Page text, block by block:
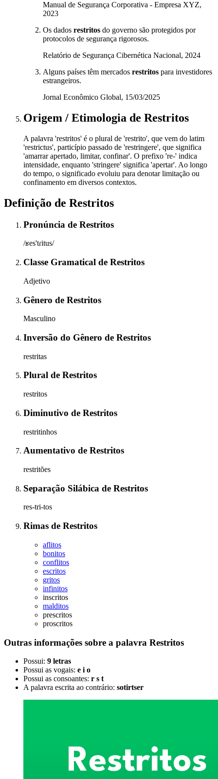
Manual de Segurança Corporativa - Empresa XYZ,
2023
Os dados restritos do governo são protegidos por
protocolos de segurança rigorosos.
Relatório de Segurança Cibernética Nacional, 2024
Alguns países têm mercados restritos para investidores
estrangeiros.
Jornal Econômico Global, 15/03/2025
Origem / Etimologia de Restritos
A palavra 'restritos' é o plural de 'restrito', que vem do latim
'restrictus', particípio passado de 'restringere', que significa
'amarrar apertado, limitar, confinar'. O prefixo 're-' indica
intensidade, enquanto 'stringere' significa 'apertar'. Ao longo
do tempo, o significado evoluiu para denotar limitação ou
confinamento em diversos contextos.
Definição de Restritos
Pronúncia de Restritos
/ʁes'tɾitus/
Classe Gramatical de Restritos
Adjetivo
Gênero de Restritos
Masculino
Inversão do Gênero de Restritos
restritas
Plural de Restritos
restritos
Diminutivo de Restritos
restritinhos
Aumentativo de Restritos
restritões
Separação Silábica de Restritos
res-tri-tos
Rimas de Restritos
aflitos
bonitos
conflitos
escritos
gritos
infinitos
inscritos
malditos
prescritos
proscritos
Outras informações sobre a palavra Restritos
Possui: 9 letras
Possui as vogais: e i o
Possui as consoantes: r s t
A palavra escrita ao contrário: sotirtser